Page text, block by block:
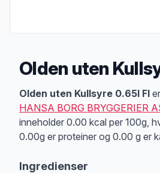
Olden uten
Produktbeskrivelse
Olden uten Kullsyre 0.65l Fl
HANSA BORG BRYGGERIER
inneholder 0.00 kcal per 100g,
0.00g er proteiner og 0.00 g er
Ingredienser